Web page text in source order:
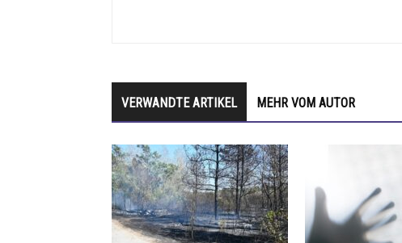
VERWANDTE ARTIKEL MEHR VOM AUTOR